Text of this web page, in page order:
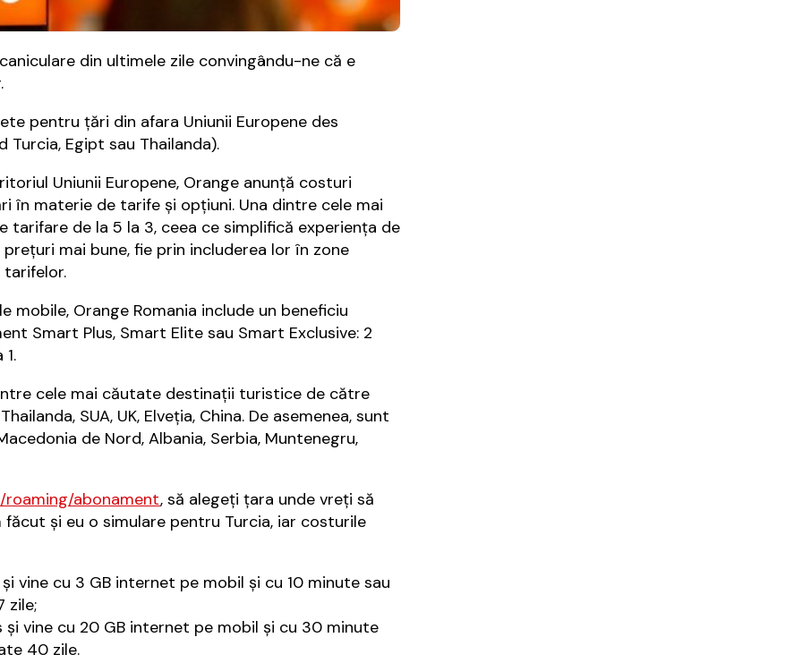
din ultimele zile convingându-ne că e
pentru ţări din afara Uniunii Europene des
Egipt sau Thailanda).
Uniunii Europene, Orange anunţă costuri
în materie de tarife și opțiuni. Una dintre cele mai
de la 5 la 3, ceea ce simplifică experiența de
mai bune, fie prin includerea lor în zone
Orange Romania include un beneficiu
Smart Plus, Smart Elite sau Smart Exclusive: 2
cele mai căutate destinații turistice de către
SUA, UK, Elveția, China. De asemenea, sunt
de Nord, Albania, Serbia, Muntenegru,
roaming/abonament, să alegeţi ţara unde vreţi să
şi eu o simulare pentru Turcia, iar costurile
vine cu 3 GB internet pe mobil şi cu 10 minute sau
zile;
şi vine cu 20 GB internet pe mobil şi cu 30 minute
40 zile.